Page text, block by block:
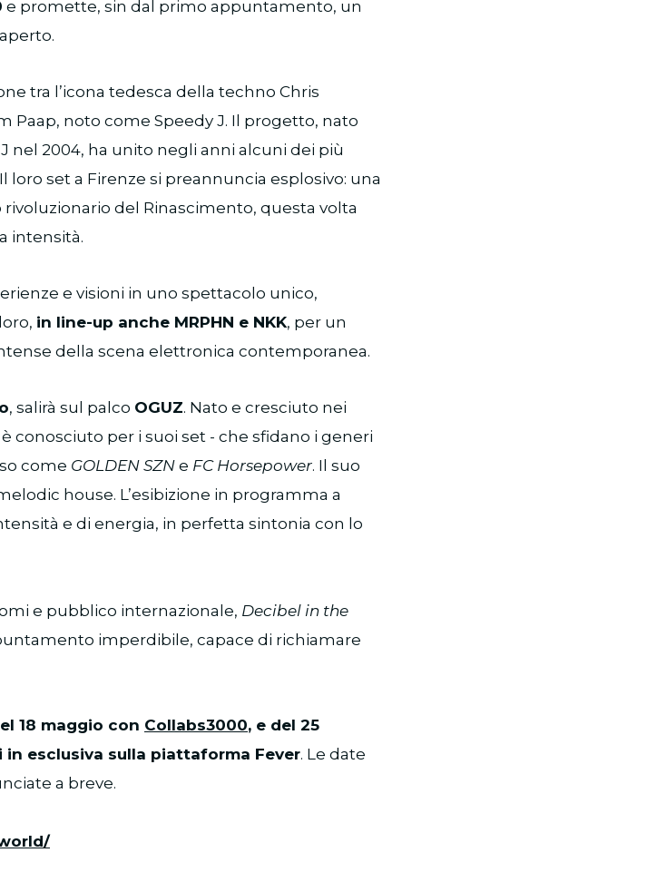
e promette, sin dal primo appuntamento, un
tra l’icona tedesca della techno Chris
Paap, noto come Speedy J. Il progetto, nato
nel 2004, ha unito negli anni alcuni dei più
set a Firenze si preannuncia esplosivo: una
del Rinascimento, questa volta
intensità.
e visioni in uno spettacolo unico,
in line-up anche MRPHN e NKK, per un
della scena elettronica contemporanea.
, salirà sul palco OGUZ. Nato e cresciuto nei
conosciuto per i suoi set - che sfidano i generi
come GOLDEN SZN e FC Horsepower. Il suo
house. L’esibizione in programma a
e di energia, in perfetta sintonia con lo
e pubblico internazionale, Decibel in the
imperdibile, capace di richiamare
18 maggio con Collabs3000, e del 25
esclusiva sulla piattaforma Fever. Le date
a breve.